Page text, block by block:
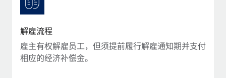
咨询专家
获得全球人力资源与合规方面的专家帮助
背景调查
简化候选人筛选流程
集成与人工智能自动化咨询
洞察中心
获得支持
查看全部资源
解雇流程
雇主有权解雇员工，但须提前履行解雇通知期并支付
相应的经济补偿金。